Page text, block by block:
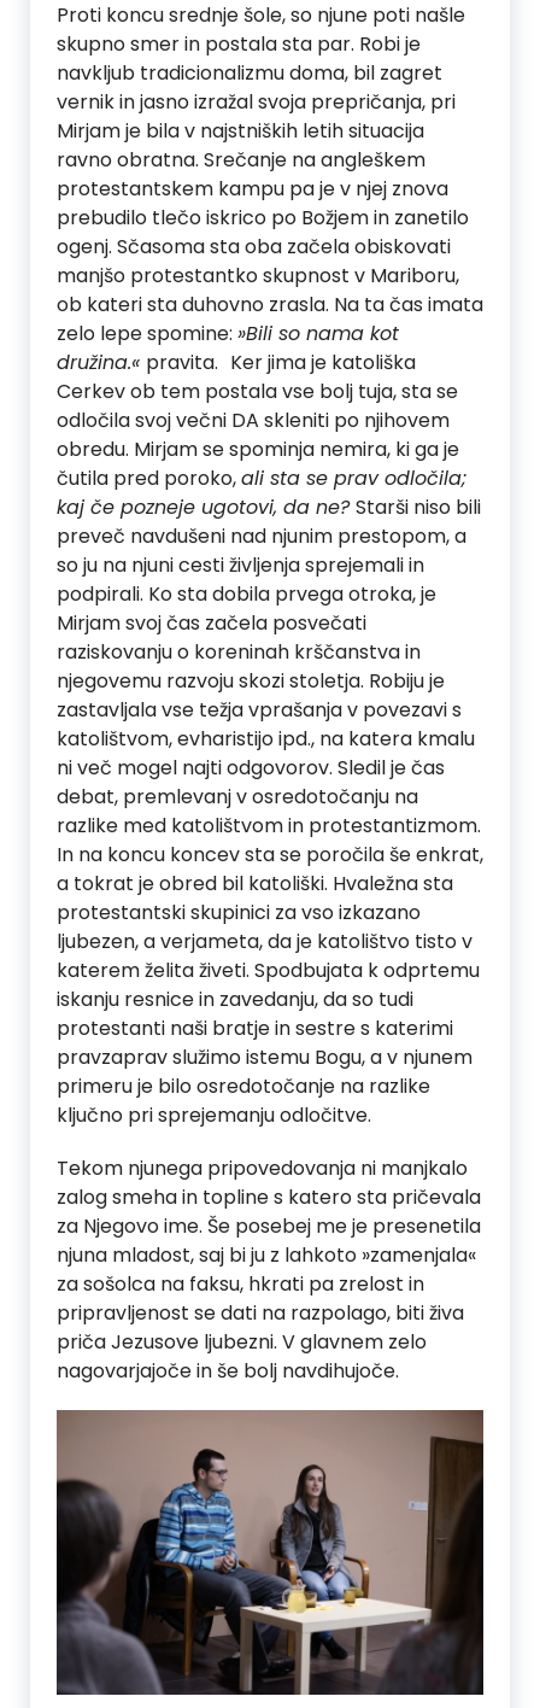
Proti koncu srednje šole, so njune poti našle
skupno smer in postala sta par. Robi je
navkljub tradicionalizmu doma, bil zagret
vernik in jasno izražal svoja prepričanja, pri
Mirjam je bila v najstniških letih situacija
ravno obratna. Srečanje na angleškem
protestantskem kampu pa je v njej znova
prebudilo tlečo iskrico po Božjem in zanetilo
ogenj. Sčasoma sta oba začela obiskovati
manjšo protestantko skupnost v Mariboru,
ob kateri sta duhovno zrasla. Na ta čas imata
zelo lepe spomine: »Bili so nama kot
družina.« pravita. Ker jima je katoliška
Cerkev ob tem postala vse bolj tuja, sta se
odločilasvoj večni DA skleniti po njihovem
obredu. Mirjam se spominja nemira, ki ga je
čutila pred poroko,ali sta se prav odločila;
kaj če pozneje ugotovi, da ne?Starši niso bili
preveč navdušeni nad njunim prestopom, a
so ju na njuni cesti življenja sprejemali in
podpirali. Ko sta dobila prvega otroka, je
Mirjam svoj čas začela posvečati
raziskovanju o koreninah krščanstva in
njegovemu razvoju skozi stoletja. Robiju je
zastavljala vse težja vprašanja v povezavi s
katolištvom, evharistijo ipd., na katera kmalu
ni več mogel najti odgovorov. Sledil je čas
debat, premlevanj v osredotočanju na
razlike med katolištvom in protestantizmom.
In na koncu koncev sta se poročila še enkrat,
a tokrat je obred bil katoliški. Hvaležna sta
protestantski skupinici za vso izkazano
ljubezen, a verjameta, da je katolištvo tisto v
katerem želita živeti. Spodbujata k odprtemu
iskanju resnice in zavedanju, da so tudi
protestanti naši bratje in sestre s katerimi
pravzaprav služimo istemu Bogu, a v njunem
primeru je bilo osredotočanje na razlike
ključno pri sprejemanju odločitve.
Tekom njunega pripovedovanja ni manjkalo
zalog smeha in topline s katero sta pričevala
za Njegovo ime. Še posebej me je presenetila
njuna mladost, saj bi ju z lahkoto »zamenjala«
za sošolca na faksu, hkrati pa zrelost in
pripravljenost se dati na razpolago, biti živa
priča Jezusove ljubezni. V glavnem zelo
nagovarjajoče in še bolj navdihujoče.